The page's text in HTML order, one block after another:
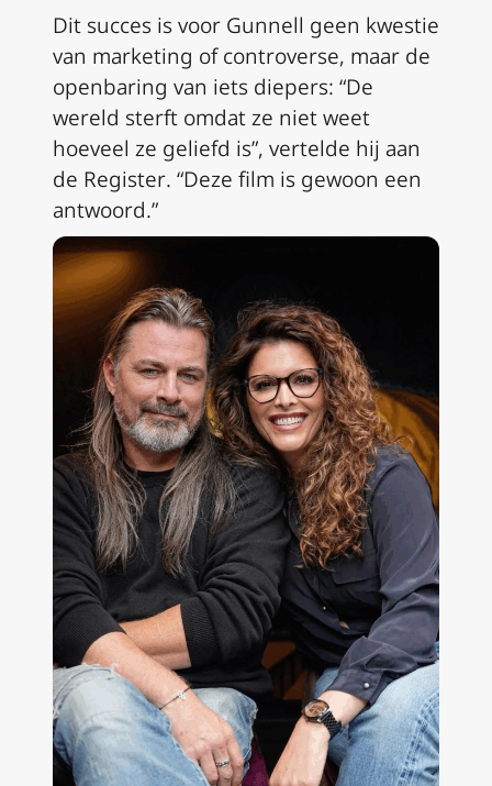
Dit succes is voor Gunnell geen kwestie
van marketing of controverse, maar de
openbaring van iets diepers: “De
wereld sterft omdat ze niet weet
hoeveel ze geliefd is”, vertelde hij aan
de Register. “Deze film is gewoon een
antwoord.”